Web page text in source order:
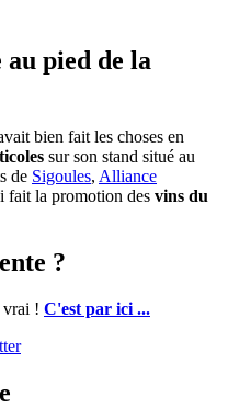
au pied de la
bien fait les choses en
sur son stand situé au
de Sigoules, Alliance
fait la promotion des vins du
?
vrai ! C'est par ici ...